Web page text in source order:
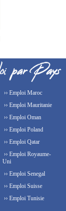
›› Emploi Maroc
›› Emploi Mauritanie
›› Emploi Oman
›› Emploi Poland
›› Emploi Qatar
›› Emploi Royaume-
Uni
›› Emploi Senegal
›› Emploi Suisse
›› Emploi Tunisie